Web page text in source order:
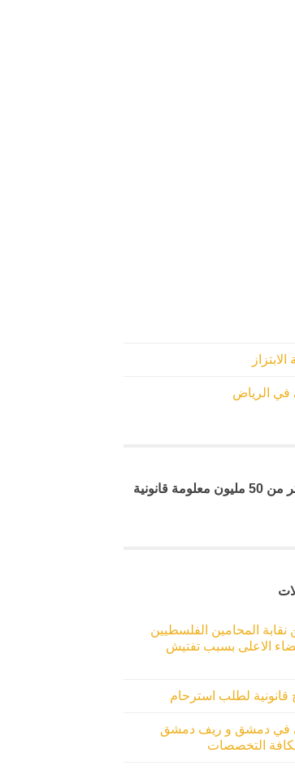
الرياض
قانونية
نقابة المحامين الفلسطيين
الاعلى بسبب تفتيش
قانونية لطلب استرحام
في دمشق و ريف دمشق
التخصصات